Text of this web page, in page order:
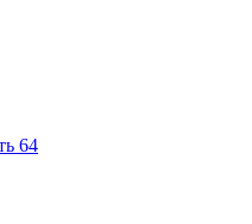
64